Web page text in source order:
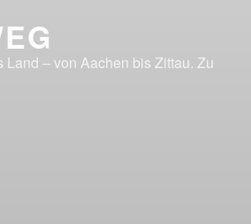
Land – von Aachen bis Zittau. Zu